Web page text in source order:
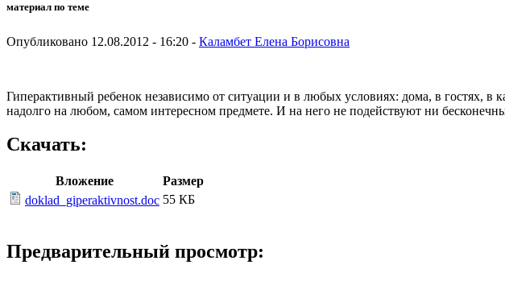
материал по теме
Опубликовано 12.08.2012 - 16:20 - Каламбет Елена Борисовна
Гиперактивный ребенок независимо от ситуации и в любых условиях: дома, в гостях, в
надолго на любом, самом интересном предмете. И на него не подействуют ни
Скачать:
Вложение
Размер
doklad_giperaktivnost.doc 55 КБ
Предварительный просмотр: